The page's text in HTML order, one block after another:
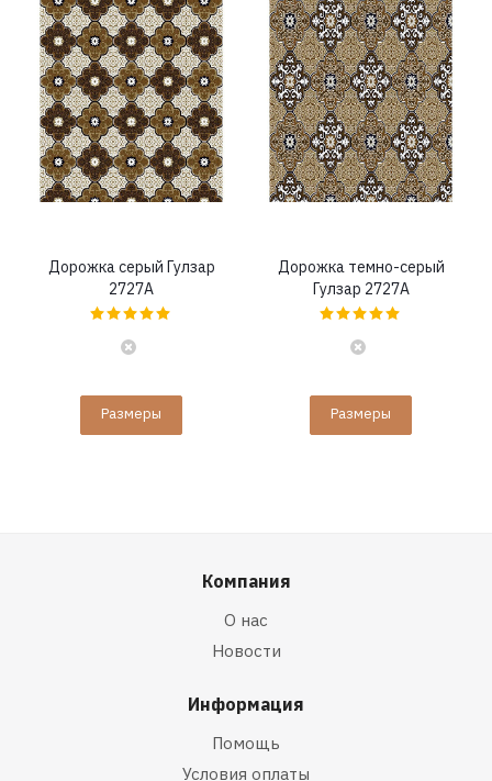
Дорожка серый Гулзар
2727A
Размеры
Дорожка темно-серый
Гулзар 2727A
Размеры
Компания
О нас
Новости
Информация
Помощь
Условия оплаты